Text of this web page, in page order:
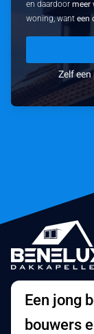
en daardoormeer
woning, wanteen
Zelf
Een jong
bouwers